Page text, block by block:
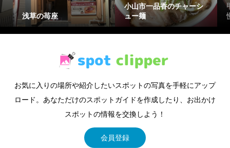
浅草の苺座
小山市一品香のチャーシ
ュー麺
お気に入りの場所や紹介したいスポットの写真を手軽にアップ
ロード。あなただけのスポットガイドを作成したり、お出かけ
スポットの情報を交換しよう！
会員登録